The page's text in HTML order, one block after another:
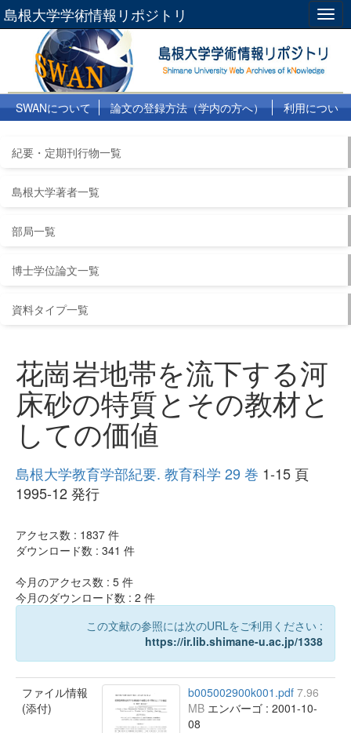
島根大学学術情報リポジトリ
SWANについて 論文の登録方法（学内の方へ）
利用につい
紀要・定期刊行物一覧
島根大学著者一覧
部局一覧
博士学位論文一覧
資料タイプ一覧
花崗岩地帯を流下する河
床砂の特質とその教材と
しての価値
島根大学教育学部紀要. 教育科学 29 巻 1-15 頁
1995-12 発行
アクセス数 : 1837 件
ダウンロード数 : 341 件
今月のアクセス数 : 5 件
今月のダウンロード数 : 2 件
この文献の参照には次のURLをご利用ください :
https://ir.lib.shimane-u.ac.jp/1338
ファイル情報
(添付)
b005002900k001.pdf 7.96
MB エンバーゴ : 2001-10-
08